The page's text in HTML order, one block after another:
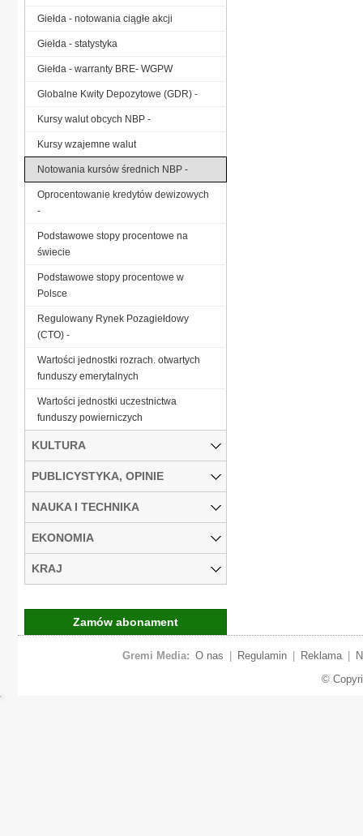
Giełda - notowania ciągłe akcji
Giełda - statystyka
Giełda - warranty BRE- WGPW
Globalne Kwity Depozytowe (GDR) -
Kursy walut obcych NBP -
Kursy wzajemne walut
Notowania kursów średnich NBP -
Oprocentowanie kredytów dewizowych
-
Podstawowe stopy procentowe na
świecie
Podstawowe stopy procentowe w
Polsce
Regulowany Rynek Pozagiełdowy
(CTO) -
Wartości jednostki rozrach. otwartych
funduszy emerytalnych
Wartości jednostki uczestnictwa
funduszy powierniczych
KULTURA
PUBLICYSTYKA, OPINIE
NAUKA I TECHNIKA
EKONOMIA
KRAJ
Zamów abonament
Gremi Media: O nas Regulamin Reklama
©